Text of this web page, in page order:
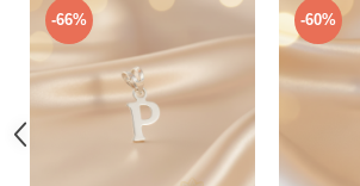
-66% -60%